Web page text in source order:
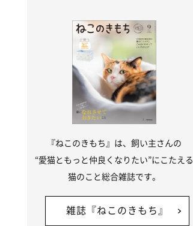
『ねこのきもち』は、飼い主さんの
“愛猫ともっと仲良くなりたい”にこたえる
猫のこと総合雑誌です。
雑誌『ねこのきもち』